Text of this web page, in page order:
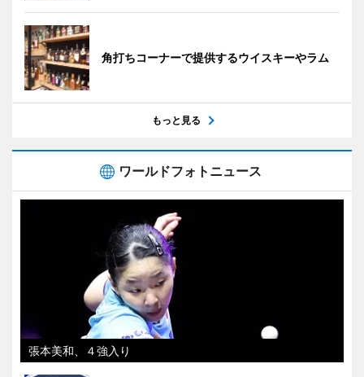
角打ちコーナーで提供するウイスキーやラム
もっと見る
ワールドフォトニュース
張本美和、４強入り